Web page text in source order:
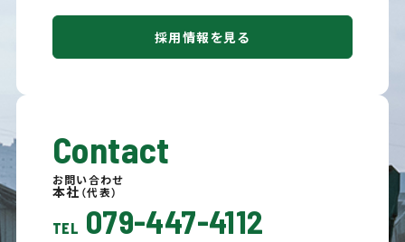
採用情報を見る
Contact
お問い合わせ
本社 （代表）
TEL 079-447-4112